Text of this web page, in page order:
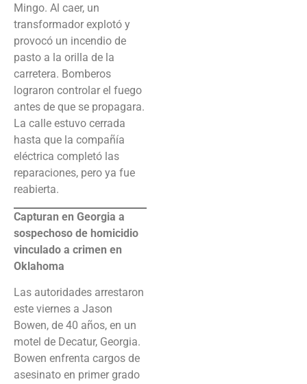
Mingo. Al caer, un
transformador explotó y
provocó un incendio de
pasto a la orilla de la
carretera. Bomberos
lograron controlar el fuego
antes de que se propagara.
La calle estuvo cerrada
hasta que la compañía
eléctrica completó las
reparaciones, pero ya fue
reabierta.
Capturan en Georgia a
sospechoso de homicidio
vinculado a crimen en
Oklahoma
Las autoridades arrestaron
este viernes a Jason
Bowen, de 40 años, en un
motel de Decatur, Georgia.
Bowen enfrenta cargos de
asesinato en primer grado